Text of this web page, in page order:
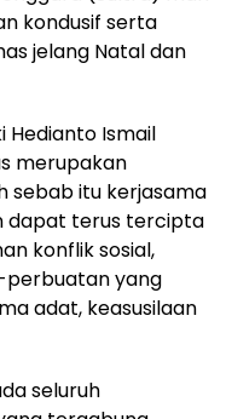
kondusif serta
jelang Natal dan
Hedianto Ismail
merupakan
sebab itu kerjasama
dapat terus tercipta
konflik sosial,
yang
adat, keasusilaan
seluruh